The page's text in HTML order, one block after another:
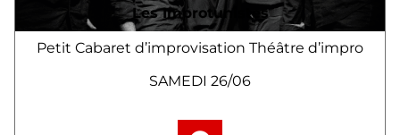
Les Improtunistes
Petit Cabaret d’improvisation Théâtre d’impro
SAMEDI 26/06